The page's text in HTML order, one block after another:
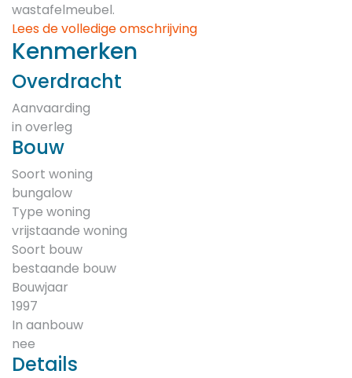
wastafelmeubel.
Lees de volledige omschrijving
Kenmerken
Overdracht
Aanvaarding
in overleg
Bouw
Soort woning
bungalow
Type woning
vrijstaande woning
Soort bouw
bestaande bouw
Bouwjaar
1997
In aanbouw
nee
Details